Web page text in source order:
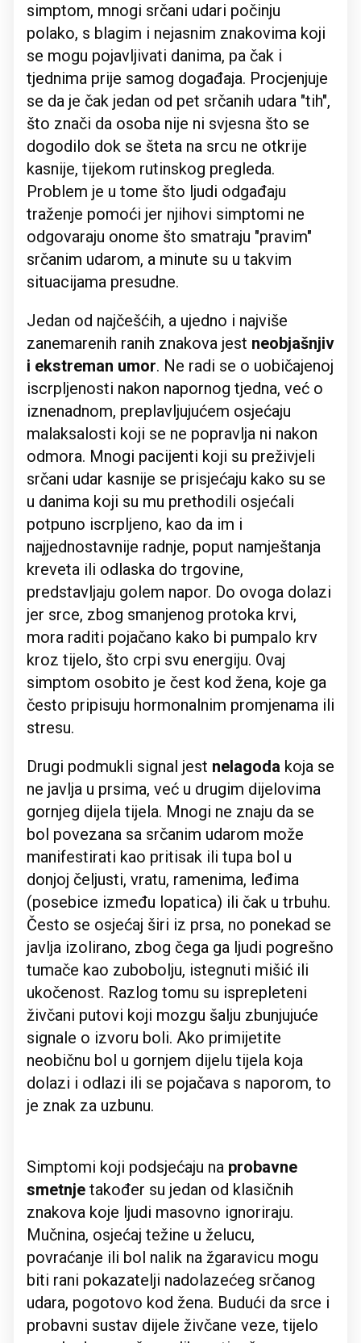
simptom, mnogi srčani udari počinju
polako, s blagim i nejasnim znakovima koji
se mogu pojavljivati danima, pa čak i
tjednima prije samog događaja. Procjenjuje
se da je čak jedan od pet srčanih udara "tih",
što znači da osoba nije ni svjesna što se
dogodilo dok se šteta na srcu ne otkrije
kasnije, tijekom rutinskog pregleda.
Problem je u tome što ljudi odgađaju
traženje pomoći jer njihovi simptomi ne
odgovaraju onome što smatraju "pravim"
srčanim udarom, a minute su u takvim
situacijama presudne.
Jedan od najčešćih, a ujedno i najviše
zanemarenih ranih znakova jest neobjašnjiv
i ekstreman umor. Ne radi se o uobičajenoj
iscrpljenosti nakon napornog tjedna, već o
iznenadnom, preplavljujućem osjećaju
malaksalosti koji se ne popravlja ni nakon
odmora. Mnogi pacijenti koji su preživjeli
srčani udar kasnije se prisjećaju kako su se
u danima koji su mu prethodili osjećali
potpuno iscrpljeno, kao da im i
najjednostavnije radnje, poput namještanja
kreveta ili odlaska do trgovine,
predstavljaju golem napor. Do ovoga dolazi
jer srce, zbog smanjenog protoka krvi,
mora raditi pojačano kako bi pumpalo krv
kroz tijelo, što crpi svu energiju. Ovaj
simptom osobito je čest kod žena, koje ga
često pripisuju hormonalnim promjenama ili
stresu.
Drugi podmukli signal jest nelagoda koja se
ne javlja u prsima, već u drugim dijelovima
gornjeg dijela tijela. Mnogi ne znaju da se
bol povezana sa srčanim udarom može
manifestirati kao pritisak ili tupa bol u
donjoj čeljusti, vratu, ramenima, leđima
(posebice između lopatica) ili čak u trbuhu.
Često se osjećaj širi iz prsa, no ponekad se
javlja izolirano, zbog čega ga ljudi pogrešno
tumače kao zubobolju, istegnuti mišić ili
ukočenost. Razlog tomu su isprepleteni
živčani putovi koji mozgu šalju zbunjujuće
signale o izvoru boli. Ako primijetite
neobičnu bol u gornjem dijelu tijela koja
dolazi i odlazi ili se pojačava s naporom, to
je znak za uzbunu.
Simptomi koji podsjećaju na probavne
smetnje također su jedan od klasičnih
znakova koje ljudi masovno ignoriraju.
Mučnina, osjećaj težine u želucu,
povraćanje ili bol nalik na žgaravicu mogu
biti rani pokazatelji nadolazećeg srčanog
udara, pogotovo kod žena. Budući da srce i
probavni sustav dijele živčane veze, tijelo